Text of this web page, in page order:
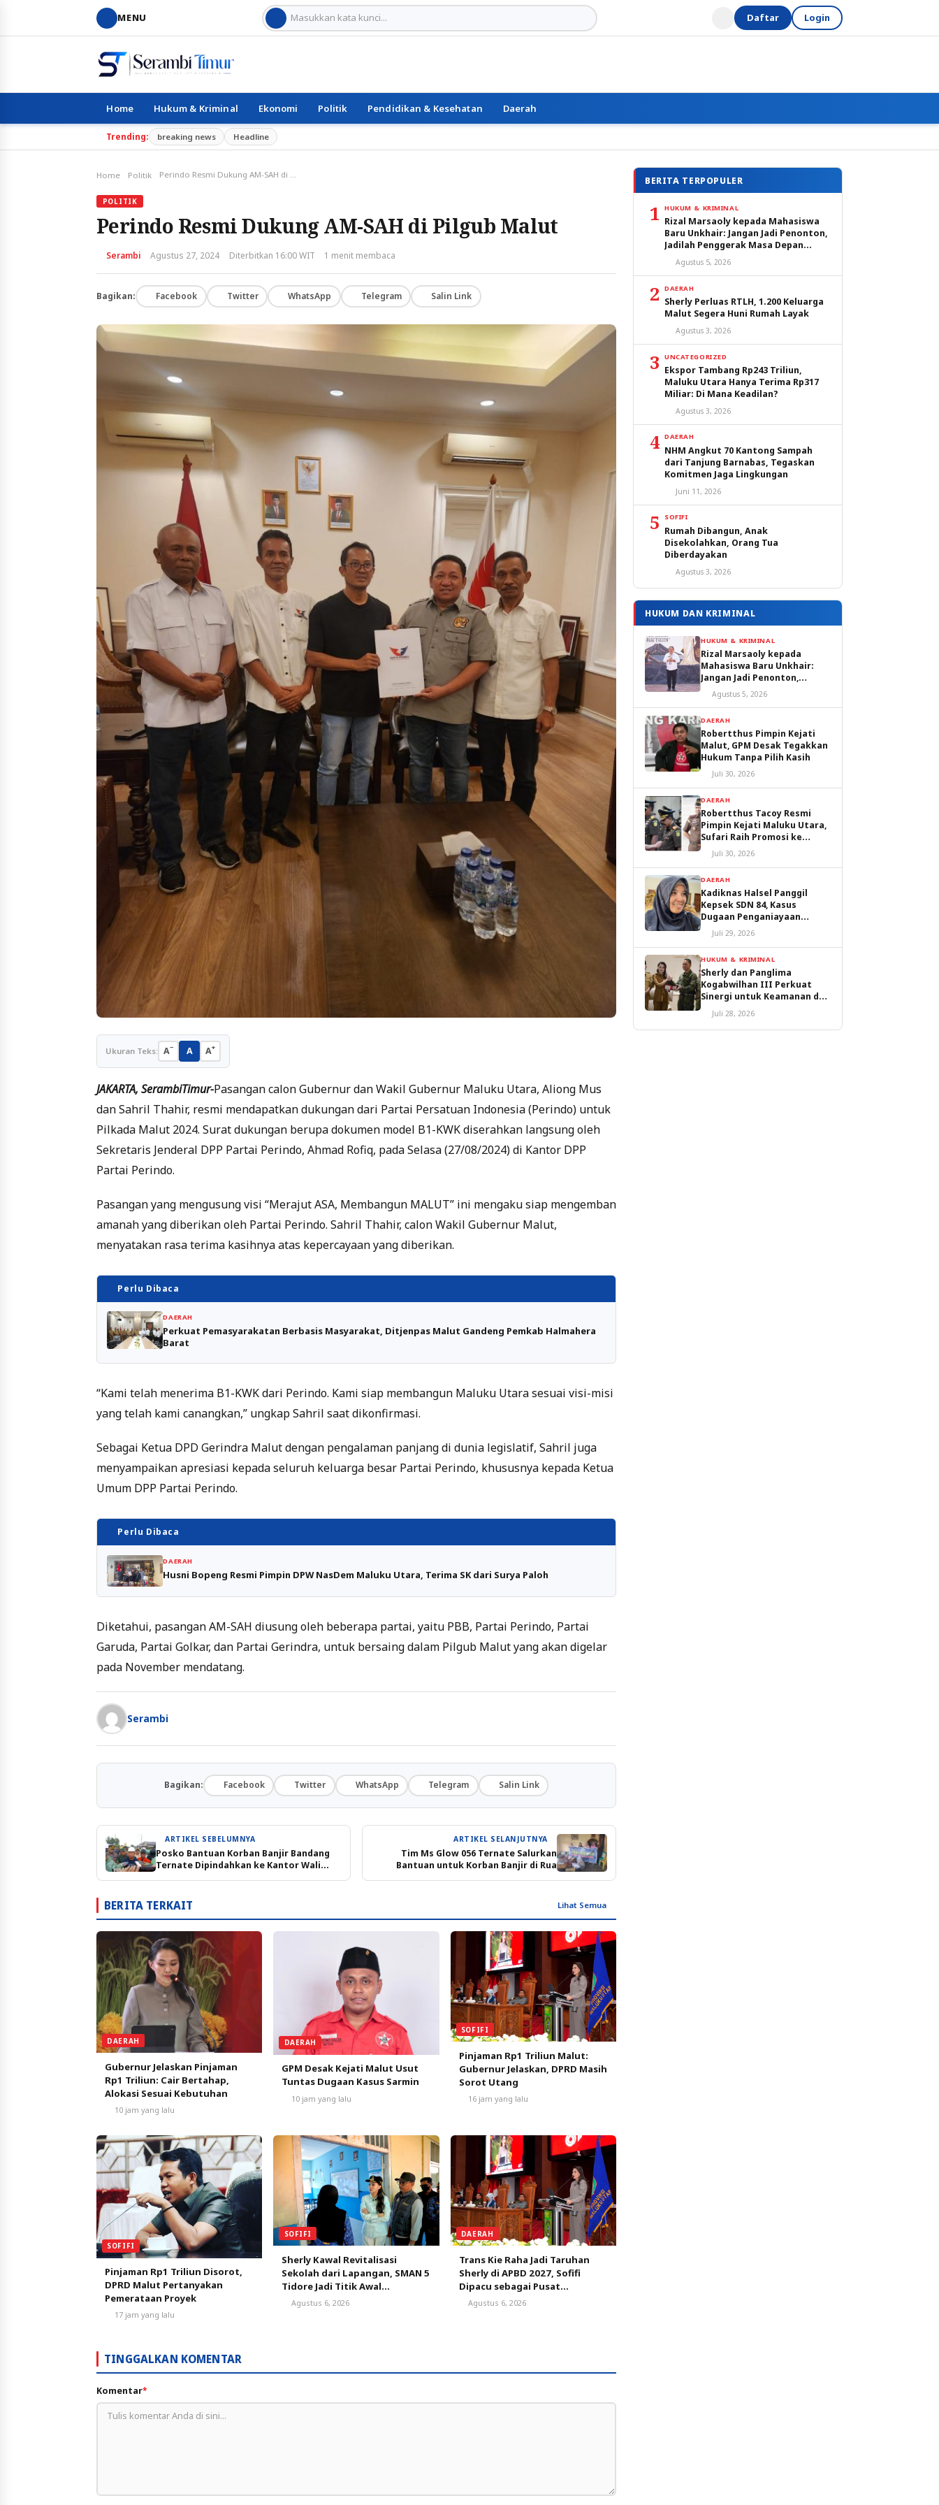
MENU Daftar Login
Home Hukum & Kriminal Ekonomi Politik Pendidikan & Kesehatan Daerah
Trending: breaking news Headline
Home Politik Perindo Resmi Dukung AM-SAH di Pilgub Malut
POLITIK
Perindo Resmi Dukung AM-SAH di Pilgub Malut
Serambi Agustus 27, 2024 Diterbitkan 16:00 WIT 1 menit membaca
Bagikan: Facebook Twitter WhatsApp Telegram Salin Link
Ukuran Teks: A− A A+
JAKARTA, SerambiTimur-Pasangan calon Gubernur dan Wakil Gubernur Maluku Utara, Aliong Mus
dan Sahril Thahir, resmi mendapatkan dukungan dari Partai Persatuan Indonesia (Perindo) untuk
Pilkada Malut 2024. Surat dukungan berupa dokumen model B1-KWK diserahkan langsung oleh
Sekretaris Jenderal DPP Partai Perindo, Ahmad Rofiq, pada Selasa (27/08/2024) di Kantor DPP
Partai Perindo.
Pasangan yang mengusung visi “Merajut ASA, Membangun MALUT” ini mengaku siap mengemban
amanah yang diberikan oleh Partai Perindo. Sahril Thahir, calon Wakil Gubernur Malut,
menyatakan rasa terima kasihnya atas kepercayaan yang diberikan.
Perlu Dibaca
DAERAH
Perkuat Pemasyarakatan Berbasis Masyarakat, Ditjenpas Malut Gandeng Pemkab Halmahera
Barat
“Kami telah menerima B1-KWK dari Perindo. Kami siap membangun Maluku Utara sesuai visi-misi
yang telah kami canangkan,” ungkap Sahril saat dikonfirmasi.
Sebagai Ketua DPD Gerindra Malut dengan pengalaman panjang di dunia legislatif, Sahril juga
menyampaikan apresiasi kepada seluruh keluarga besar Partai Perindo, khususnya kepada Ketua
Umum DPP Partai Perindo.
Perlu Dibaca
DAERAH
Husni Bopeng Resmi Pimpin DPW NasDem Maluku Utara, Terima SK dari Surya Paloh
Diketahui, pasangan AM-SAH diusung oleh beberapa partai, yaitu PBB, Partai Perindo, Partai
Garuda, Partai Golkar, dan Partai Gerindra, untuk bersaing dalam Pilgub Malut yang akan digelar
pada November mendatang.
Serambi
Bagikan: Facebook Twitter WhatsApp Telegram Salin Link
ARTIKEL SEBELUMNYA
Posko Bantuan Korban Banjir Bandang
Ternate Dipindahkan ke Kantor Wali
ARTIKEL SELANJUTNYA
Tim Ms Glow 056 Ternate Salurkan
Bantuan untuk Korban Banjir di Rua
BERITA TERKAIT Lihat Semua
DAERAH
Gubernur Jelaskan Pinjaman
Rp1 Triliun: Cair Bertahap,
Alokasi Sesuai Kebutuhan
10 jam yang lalu
DAERAH
GPM Desak Kejati Malut Usut
Tuntas Dugaan Kasus Sarmin
10 jam yang lalu
SOFIFI
Pinjaman Rp1 Triliun Malut:
Gubernur Jelaskan, DPRD Masih
Sorot Utang
16 jam yang lalu
SOFIFI
Pinjaman Rp1 Triliun Disorot,
DPRD Malut Pertanyakan
Pemerataan Proyek
17 jam yang lalu
SOFIFI
Sherly Kawal Revitalisasi
Sekolah dari Lapangan, SMAN 5
Tidore Jadi Titik Awal
Pendidikan Bermutu
Agustus 6, 2026
DAERAH
Trans Kie Raha Jadi Taruhan
Sherly di APBD 2027, Sofifi
Dipacu sebagai Pusat
Pertumbuhan
Agustus 6, 2026
TINGGALKAN KOMENTAR
Komentar*
BERITA TERPOPULER
1 HUKUM & KRIMINAL
Rizal Marsaoly kepada Mahasiswa
Baru Unkhair: Jangan Jadi Penonton,
Jadilah Penggerak Masa Depan
Ternate dan Maluku Utara
Agustus 5, 2026
2 DAERAH
Sherly Perluas RTLH, 1.200 Keluarga
Malut Segera Huni Rumah Layak
Agustus 3, 2026
3 UNCATEGORIZED
Ekspor Tambang Rp243 Triliun,
Maluku Utara Hanya Terima Rp317
Miliar: Di Mana Keadilan?
Agustus 3, 2026
4 DAERAH
NHM Angkut 70 Kantong Sampah
dari Tanjung Barnabas, Tegaskan
Komitmen Jaga Lingkungan
Juni 11, 2026
5 SOFIFI
Rumah Dibangun, Anak
Disekolahkan, Orang Tua
Diberdayakan
Agustus 3, 2026
HUKUM DAN KRIMINAL
HUKUM & KRIMINAL
Rizal Marsaoly kepada
Mahasiswa Baru Unkhair:
Jangan Jadi Penonton,
Jadilah Penggerak Masa
Depan Ternate dan Maluku
Agustus 5, 2026
DAERAH
Robertthus Pimpin Kejati
Malut, GPM Desak Tegakkan
Hukum Tanpa Pilih Kasih
Juli 30, 2026
DAERAH
Robertthus Tacoy Resmi
Pimpin Kejati Maluku Utara,
Sufari Raih Promosi ke
Kejaksaan Agung
Juli 30, 2026
DAERAH
Kadiknas Halsel Panggil
Kepsek SDN 84, Kasus
Dugaan Penganiayaan
Diproses
Juli 29, 2026
HUKUM & KRIMINAL
Sherly dan Panglima
Kogabwilhan III Perkuat
Sinergi untuk Keamanan dan
Pembangunan Malut
Juli 28, 2026